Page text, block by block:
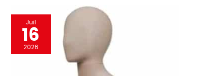
Juil
16
2026
Avis
sur